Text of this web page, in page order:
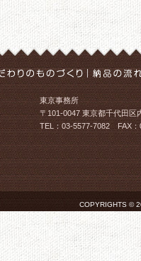
東京事務所
〒101-0047 東京都千代田区
TEL：03-5577-7082 FAX：
COPYRIGHTS ©